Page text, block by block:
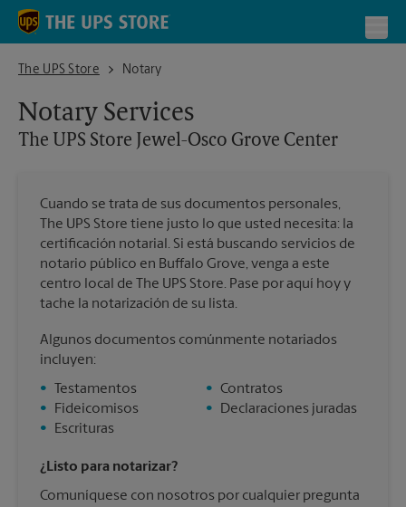
Skip to content
Return to Nav
The UPS Store
The UPS Store Jewel-Osco Grove Center
Notary
Notary Services
The UPS Store Jewel-Osco Grove Center
Cuando se trata de sus documentos personales,
The UPS Store tiene justo lo que usted necesita: la
certificación notarial. Si está buscando servicios de
notario público en Buffalo Grove, venga a este
centro local de The UPS Store. Pase por aquí hoy y
tache la notarización de su lista.
Algunos documentos comúnmente notariados
incluyen:
•
Testamentos
•
Fideicomisos
•
Escrituras
• Contratos
•
Declaraciones juradas
¿Listo para notarizar?
Comuníquese con nosotros por cualquier pregunta